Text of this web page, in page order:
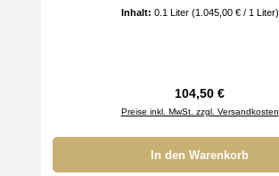
Inhalt: 0.1 Liter (1.045,00 € / 1 Liter)
Regulärer Preis:
104,50 €
Preise inkl. MwSt. zzgl. Versandkosten
In den Warenkorb